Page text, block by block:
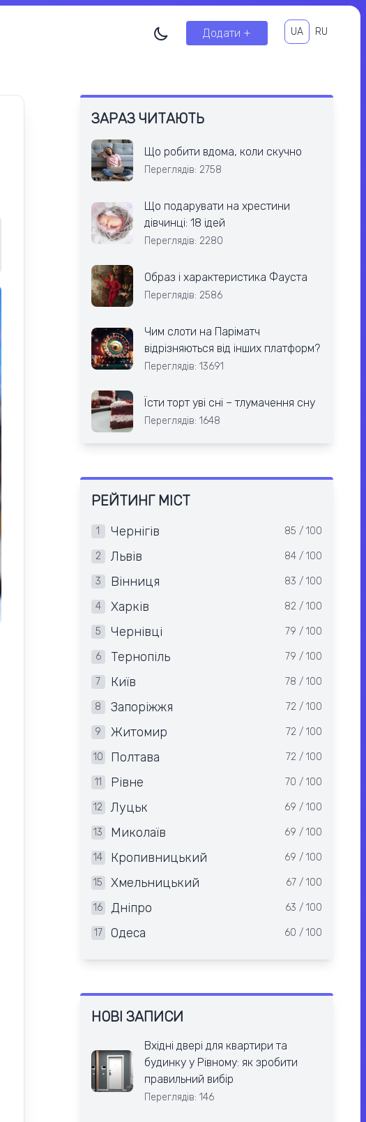
Додати + UA RU
ЗАРАЗ ЧИТАЮТЬ
Що робити вдома, коли скучно
Переглядів: 2758
Що подарувати на хрестини
дівчинці: 18 ідей
Переглядів: 2280
Образ і характеристика Фауста
Переглядів: 2586
Чим слоти на Паріматч
відрізняються від інших платформ?
Переглядів: 13691
Їсти торт уві сні – тлумачення сну
Переглядів: 1648
РЕЙТИНГ МІСТ
1 Чернігів 85 / 100
2 Львів 84 / 100
3 Вінниця 83 / 100
4 Харків 82 / 100
5 Чернівці 79 / 100
6 Тернопіль 79 / 100
7 Київ 78 / 100
8 Запоріжжя 72 / 100
9 Житомир 72 / 100
10 Полтава 72 / 100
11 Рівне 70 / 100
12 Луцьк 69 / 100
13 Миколаїв 69 / 100
14 Кропивницький 69 / 100
15 Хмельницький 67 / 100
16 Дніпро 63 / 100
17 Одеса 60 / 100
НОВІ ЗАПИСИ
Вхідні двері для квартири та
будинку у Рівному: як зробити
правильний вибір
Переглядів: 146